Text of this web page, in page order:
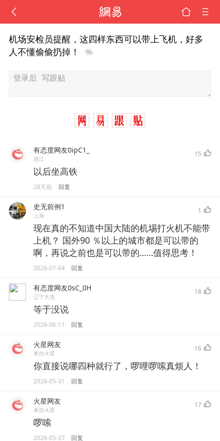
机场安检员提醒，这四样东西可以带上飞机，好多
人不懂偷偷扔掉！
有态度网友0ipC1_
浙江
15
以后坐高铁
28天前 回复
史无前例1
上海
1
现在真的不知道中国大陆的机埸打火机不能带
上机？ 国外90 ％以上的城市都是可以带的
啊，再说之前也是可以带的……值得思考！
2026-07-04 回复
有态度网友0sC_0H
辽宁大连
18
等于没说
2026-06-11 回复
火星网友
来自火星
16
你直接说哪四种就行了，啰哩啰嗦真烦人！
2026-05-31 回复
火星网友
来自火星
17
啰嗦
2026-05-27 回复